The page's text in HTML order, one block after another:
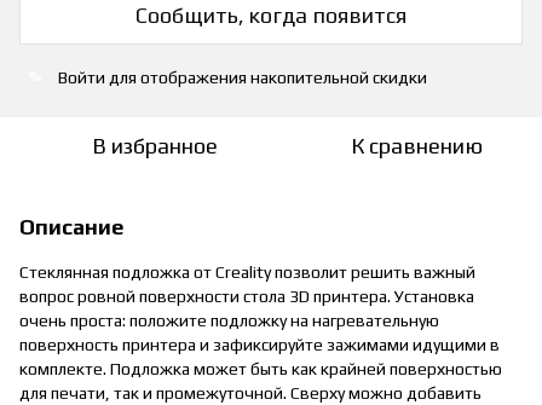
Сообщить, когда появится
Войти для отображения накопительной скидки
В избранное К сравнению
Описание
Стеклянная подложка от Creality позволит решить важный
вопрос ровной поверхности стола 3D принтера. Установка
очень проста: положите подложку на нагревательную
поверхность принтера и зафиксируйте зажимами идущими в
комплекте. Подложка может быть как крайней поверхностью
для печати, так и промежуточной. Сверху можно добавить